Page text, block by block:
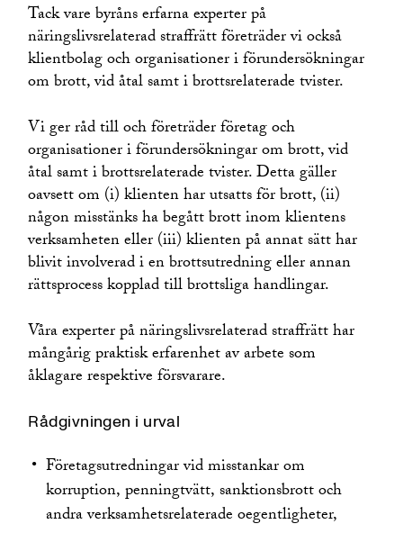
Tack vare byråns erfarna experter på
näringslivsrelaterad straffrätt företräder vi också
klientbolag och organisationer i förundersökningar
om brott, vid åtal samt i brottsrelaterade tvister.
Vi ger råd till och företräder företag och
organisationer i förundersökningar om brott, vid
åtal samt i brottsrelaterade tvister. Detta gäller
oavsett om (i) klienten har utsatts för brott, (ii)
någon misstänks ha begått brott inom klientens
verksamheten eller (iii) klienten på annat sätt har
blivit involverad i en brottsutredning eller annan
rättsprocess kopplad till brottsliga handlingar.
Våra experter på näringslivsrelaterad straffrätt har
mångårig praktisk erfarenhet av arbete som
åklagare respektive försvarare.
Rådgivningen i urval
Företagsutredningar vid misstankar om
korruption, penningtvätt, sanktionsbrott och
andra verksamhetsrelaterade oegentligheter,